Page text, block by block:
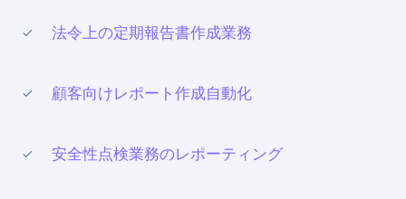
法令上の定期報告書作成業務
顧客向けレポート作成自動化
安全性点検業務のレポーティング